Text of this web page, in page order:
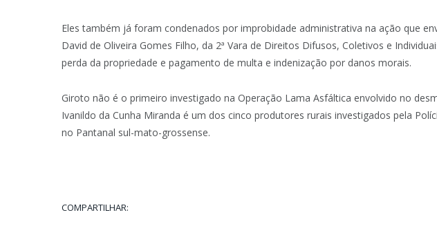
Eles também já foram condenados por improbidade administrativa na ação que
David de Oliveira Gomes Filho, da 2ª Vara de Direitos Difusos, Coletivos e
perda da propriedade e pagamento de multa e indenização por danos morais.
Giroto não é o primeiro investigado na Operação Lama Asfáltica envolvido no
Ivanildo da Cunha Miranda é um dos cinco produtores rurais investigados pela
no Pantanal sul-mato-grossense.
COMPARTILHAR: